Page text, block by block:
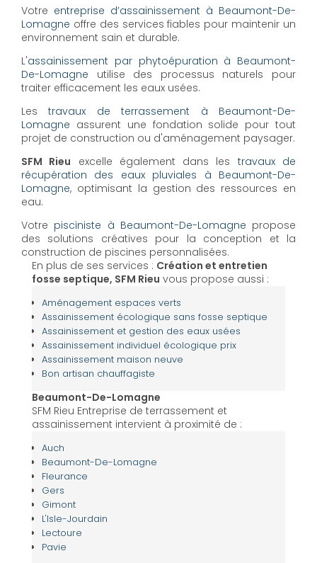
Votre entreprise d’assainissement à Beaumont-De-
Lomagne offre des services fiables pour maintenir un
environnement sain et durable.
L'assainissement par phytoépuration à Beaumont-
De-Lomagne utilise des processus naturels pour
traiter efficacement les eaux usées.
Lestravaux de terrassement à Beaumont-De-
Lomagne assurent une fondation solide pour tout
projet de construction ou d'aménagement paysager.
SFM Rieu excelle également dans les travaux de
récupération des eaux pluviales à Beaumont-De-
Lomagne, optimisant la gestion des ressources en
eau.
Votre pisciniste à Beaumont-De-Lomagne propose
des solutions créatives pour la conception et la
construction de piscines personnalisées.
En plus de ses services : Création et entretien
fosse septique, SFM Rieu vous propose aussi :
Aménagement espaces verts
Assainissement écologique sans fosse septique
Assainissement et gestion des eaux usées
Assainissement individuel écologique prix
Assainissement maison neuve
Bon artisan chauffagiste
Beaumont-De-Lomagne
SFM Rieu Entreprise de terrassement et
assainissement intervient à proximité de :
Auch
Beaumont-De-Lomagne
Fleurance
Gers
Gimont
L'Isle-Jourdain
Lectoure
Pavie